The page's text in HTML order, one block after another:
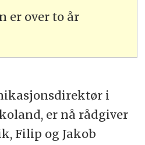
er over to år
i
er nå rådgiver
Filip og Jakob